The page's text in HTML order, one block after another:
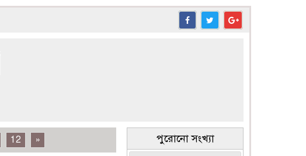
12 » পুরোনো সংখ্যা